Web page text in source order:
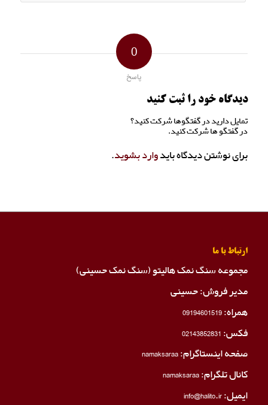
0
پاسخ
دیدگاه خود را ثبت کنید
تمایل دارید در گفتگوها شرکت کنید؟
در گفتگو ها شرکت کنید.
برای نوشتن دیدگاه بایدوارد بشوید.
ارتباط با ما
مجموعه سنگ نمک هالیتو (سنگ نمک حسینی)
مدیر فروش: حسینی
همراه:09194601519
فکس:02143852831
صفحه اینستاگرام:namaksaraa
کانال تلگرام:namaksaraa
ایمیل: info@halito.ir